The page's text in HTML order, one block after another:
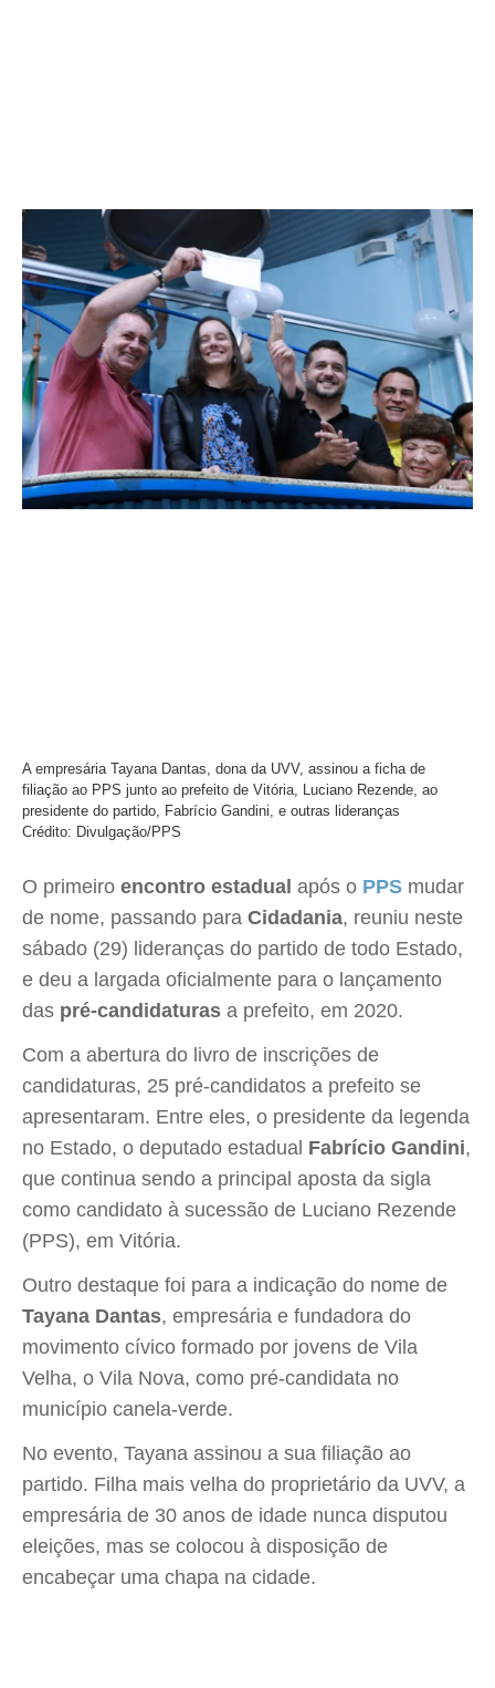
A empresária Tayana Dantas, dona da UVV, assinou a ficha de
filiação ao PPS junto ao prefeito de Vitória, Luciano Rezende, ao
presidente do partido, Fabrício Gandini, e outras lideranças
Crédito: Divulgação/PPS
O primeiro encontro estadual após o PPS mudar
de nome, passando para Cidadania, reuniu neste
sábado (29) lideranças do partido de todo Estado,
e deu a largada oficialmente para o lançamento
das pré-candidaturas a prefeito, em 2020.
Com a abertura do livro de inscrições de
candidaturas, 25 pré-candidatos a prefeito se
apresentaram. Entre eles, o presidente da legenda
no Estado, o deputado estadual Fabrício Gandini,
que continua sendo a principal aposta da sigla
como candidato à sucessão de Luciano Rezende
(PPS), em Vitória.
Outro destaque foi para a indicação do nome de
Tayana Dantas, empresária e fundadora do
movimento cívico formado por jovens de Vila
Velha, o Vila Nova, como pré-candidata no
município canela-verde.
No evento, Tayana assinou a sua filiação ao
partido. Filha mais velha do proprietário da UVV, a
empresária de 30 anos de idade nunca disputou
eleições, mas se colocou à disposição de
encabeçar uma chapa na cidade.